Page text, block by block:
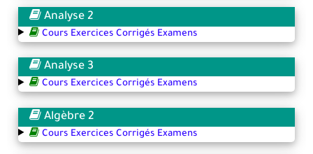
Analyse 2
Cours Exercices Corrigés Examens
Analyse 3
Cours Exercices Corrigés Examens
Algèbre 2
Cours Exercices Corrigés Examens